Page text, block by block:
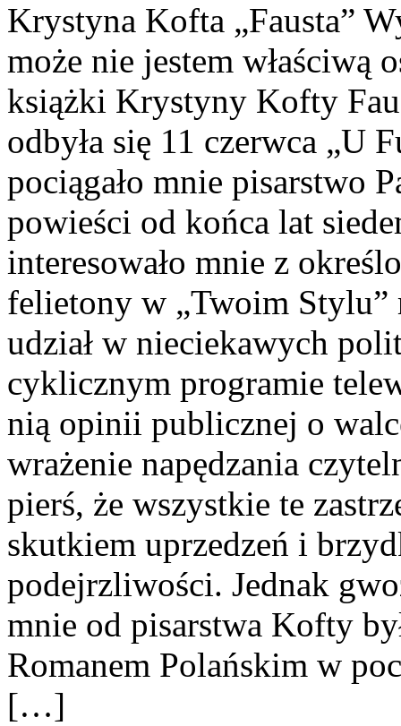
Krystyna Kofta „Fausta”
może nie jestem właściwą
książki Krystyny Kofty
odbyła się 11 czerwca „U
pociągało mnie pisarstwo
powieści od końca lat
interesowało mnie z
felietony w „Twoim Stylu”
udział w nieciekawych
cyklicznym programie
nią opinii publicznej o
wrażenie napędzania
pierś, że wszystkie te
skutkiem uprzedzeń i
podejrzliwości. Jednak
mnie od pisarstwa Kofty
Romanem Polańskim w
[…]